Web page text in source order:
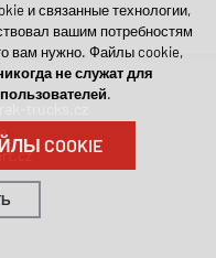
и связанные технологии,
вашим потребностям
вам нужно. Файлы cookie,
не служат для
.
COOKIE